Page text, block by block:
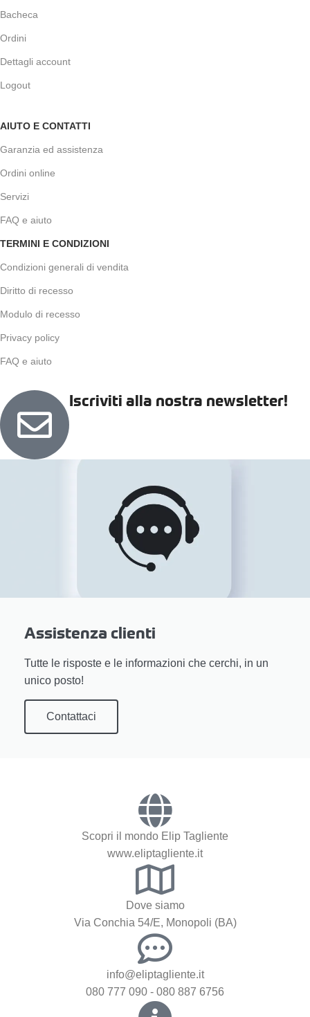
Bacheca
Ordini
Dettagli account
Logout
AIUTO E CONTATTI
Garanzia ed assistenza
Ordini online
Servizi
FAQ e aiuto
TERMINI E CONDIZIONI
Condizioni generali di vendita
Diritto di recesso
Modulo di recesso
Privacy policy
FAQ e aiuto
Iscriviti alla nostra newsletter!
Assistenza clienti
Tutte le risposte e le informazioni che cerchi, in un
unico posto!
Contattaci
Scopri il mondo Elip Tagliente
www.eliptagliente.it
Dove siamo
Via Conchia 54/E, Monopoli (BA)
info@eliptagliente.it
080 777 090 - 080 887 6756